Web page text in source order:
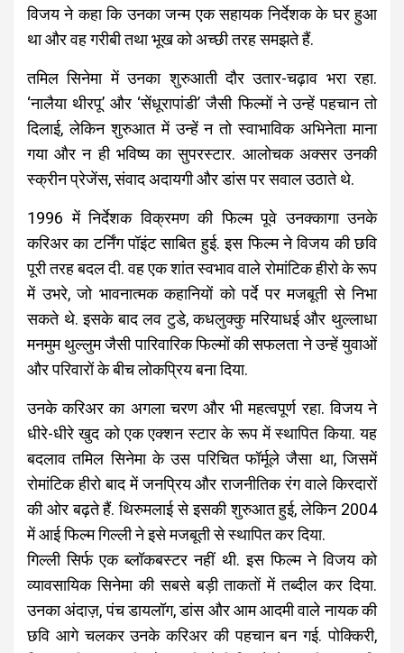
विजय ने कहा कि उनका जन्म एक सहायक निर्देशक के घर हुआ
था और वह गरीबी तथा भूख को अच्छी तरह समझते हैं.
तमिल सिनेमा में उनका शुरुआती दौर उतार-चढ़ाव भरा रहा.
‘नालैया थीरपू’ और ‘सेंधूरापांडी’ जैसी फिल्मों ने उन्हें पहचान तो
दिलाई, लेकिन शुरुआत में उन्हें न तो स्वाभाविक अभिनेता माना
गया और न ही भविष्य का सुपरस्टार. आलोचक अक्सर उनकी
स्क्रीन प्रेजेंस, संवाद अदायगी और डांस पर सवाल उठाते थे.
1996 में निर्देशक विक्रमण की फिल्म पूवे उनक्कागा उनके
करिअर का टर्निंग पॉइंट साबित हुई. इस फिल्म ने विजय की छवि
पूरी तरह बदल दी. वह एक शांत स्वभाव वाले रोमांटिक हीरो के रूप
में उभरे, जो भावनात्मक कहानियों को पर्दे पर मजबूती से निभा
सकते थे. इसके बाद लव टुडे, कधलुक्कु मरियाधई और थुल्लाधा
मनमुम थुल्लुम जैसी पारिवारिक फिल्मों की सफलता ने उन्हें युवाओं
और परिवारों के बीच लोकप्रिय बना दिया.
उनके करिअर का अगला चरण और भी महत्वपूर्ण रहा. विजय ने
धीरे-धीरे खुद को एक एक्शन स्टार के रूप में स्थापित किया. यह
बदलाव तमिल सिनेमा के उस परिचित फॉर्मूले जैसा था, जिसमें
रोमांटिक हीरो बाद में जनप्रिय और राजनीतिक रंग वाले किरदारों
की ओर बढ़ते हैं. थिरुमलाई से इसकी शुरुआत हुई, लेकिन 2004
में आई फिल्म गिल्ली ने इसे मजबूती से स्थापित कर दिया.
गिल्ली सिर्फ एक ब्लॉकबस्टर नहीं थी. इस फिल्म ने विजय को
व्यावसायिक सिनेमा की सबसे बड़ी ताकतों में तब्दील कर दिया.
उनका अंदाज़, पंच डायलॉग, डांस और आम आदमी वाले नायक की
छवि आगे चलकर उनके करिअर की पहचान बन गई. पोक्किरी,